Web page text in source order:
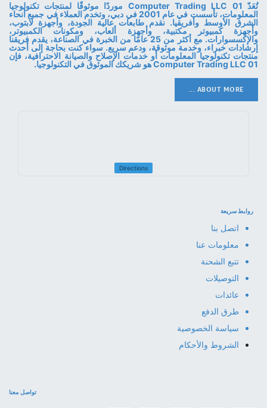
تُعَدّ 01 Computer Trading LLC موردًا موثوقًا لمنتجات تكنولوجيا
المعلومات، تأسست في عام 2001 في دبي، وتخدم العملاء في جميع أنحاء
الشرق الأوسط وأفريقيا. نقدم طابعات عالية الجودة، وأجهزة لابتوب،
وأجهزة كمبيوتر مكتبية، وأجهزة ألعاب، ومكونات الكمبيوتر،
والإكسسوارات. مع أكثر من 25 عامًا من الخبرة في الصناعة، يقدم فريقنا
إرشادات خبراء، وخدمة موثوقة، ودعم سريع. سواء كنت بحاجة إلى أحدث
منتجات تكنولوجيا المعلومات أو خدمات الإصلاح والصيانة الاحترافية، فإن
01 Computer Trading LLC هو شريكك الموثوق في التكنولوجيا.
ABOUT MORE ...
Directions
روابط سريعة
اتصل بنا
معلومات عنا
تتبع الشحنة
التوصيلات
عائدات
طرق الدفع
سياسة الخصوصية
الشروط والأحكام
تواصل معنا